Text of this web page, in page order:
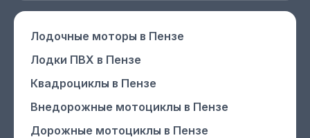
Лодочные моторы в Пензе
Лодки ПВХ в Пензе
Квадроциклы в Пензе
Внедорожные мотоциклы в Пензе
Дорожные мотоциклы в Пензе